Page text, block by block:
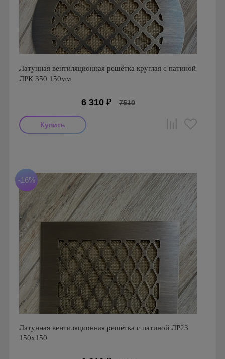
Латунная вентиляционная решётка круглая с патиной
ЛРК 350 150мм
6 310₽ 7510
-16%
Латунная вентиляционная решётка с патиной ЛР23
150х150